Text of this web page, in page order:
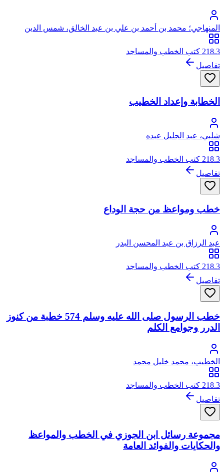
المنهاجي؛ محمد بن أحمد بن علي بن عبد الخالق، شمس الدين
السيوطي ثم القاهري الشافعي المنهاجي
218.3 كتب الخطب والمساجد
تفاصيل
الخطابة وإعداد الخطيب
شلبي، عبد الجليل عبده
218.3 كتب الخطب والمساجد
تفاصيل
خطب ومواعظ من حجة الوداع
عبد الرزاق بن عبد المحسن البدر
218.3 كتب الخطب والمساجد
تفاصيل
خطب الرسول صلى الله عليه وسلم 574 خطبة من كنوز
الدرر وجوامع الكلم
الخطيب، محمد خليل محمد
218.3 كتب الخطب والمساجد
تفاصيل
مجموعة رسائل ابن الجوزي في الخطب والمواعظ
والحكايات والفوائد العامة